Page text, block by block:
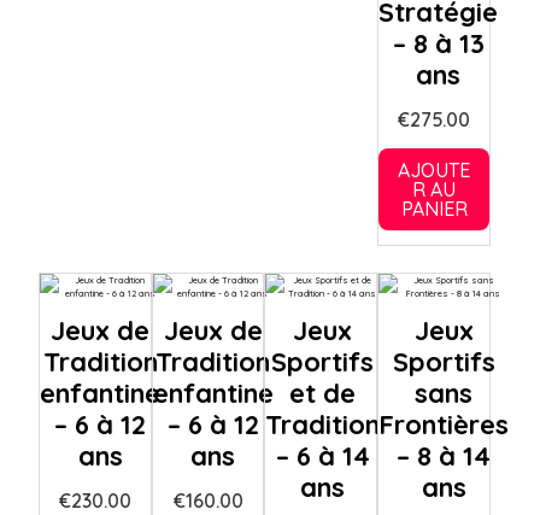
Stratégie
– 8 à 13
ans
€275.00
AJOUTE
R AU
PANIER
Jeux de
Tradition
enfantine
– 6 à 12
ans
€230.00
Jeux de
Tradition
enfantine
– 6 à 12
ans
€160.00
Jeux
Sportifs
et de
Tradition
– 6 à 14
ans
Jeux
Sportifs
sans
Frontières
– 8 à 14
ans